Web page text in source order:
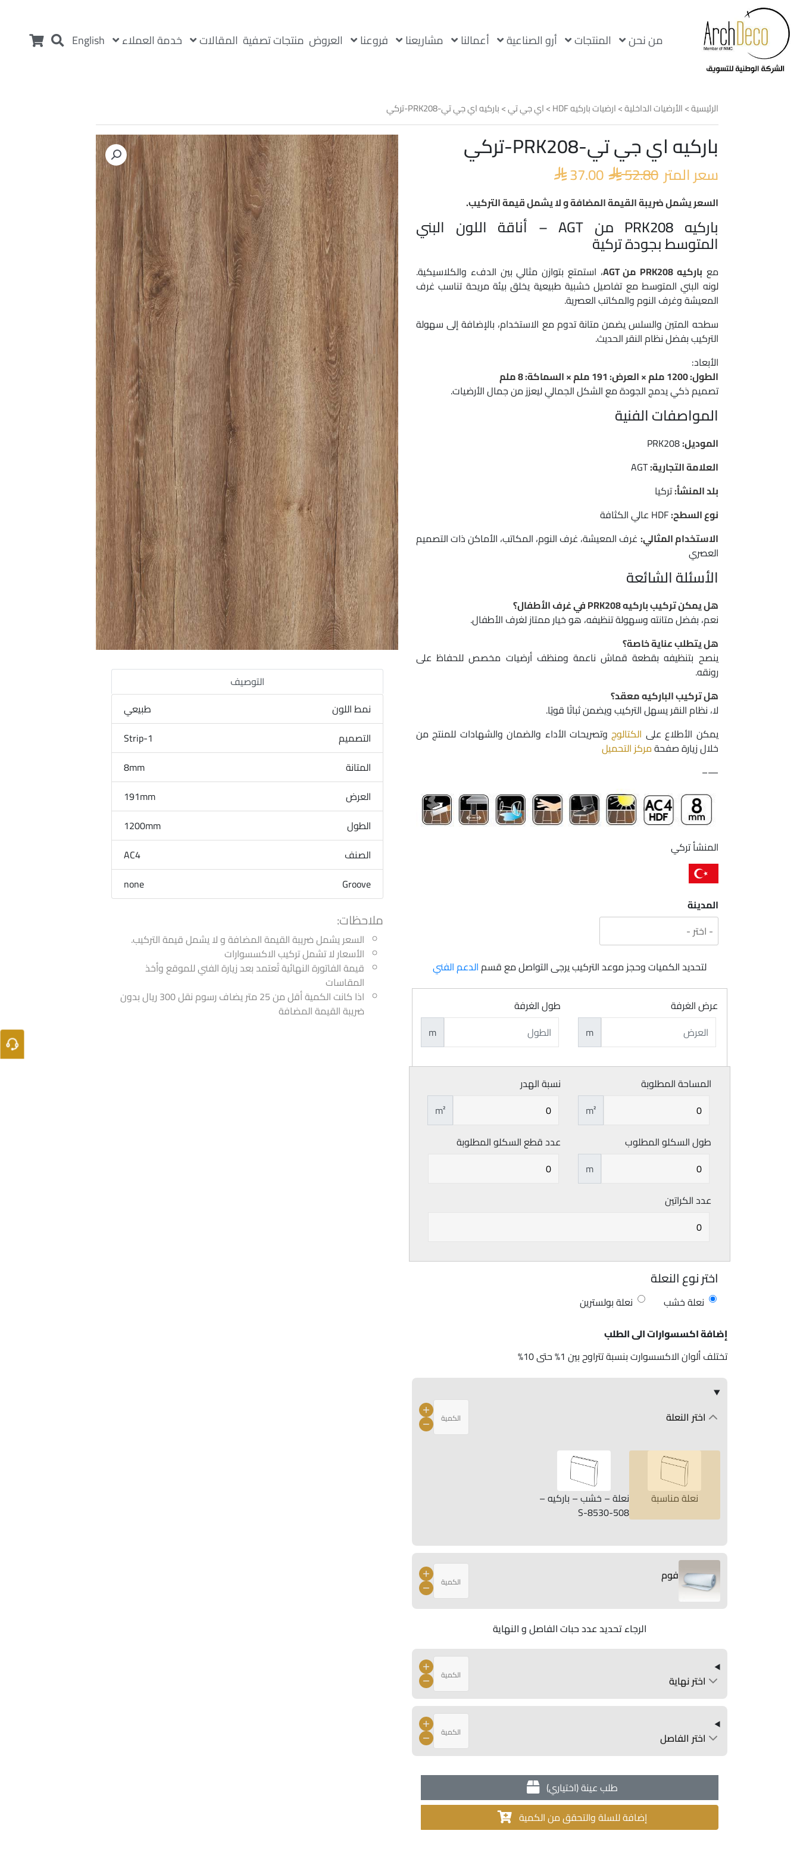
من نحن المنتجات أرو الصناعية أعمالنا مشاريعنا فروعنا العروض منتجات تصفية المقالات خدمة العملاء English
الرئيسية>الأرضيات الداخلية>ارضيات باركيه HDF >اي جي تي> باركيه اي جي تي-PRK208-تركي
باركيه اي جي تي-PRK208-تركي
سعر المتر 52.80
السعر
الأصلي
هو:
 52.80.
37.00
السعر
الحالي
هو:
 37.00.
السعر يشمل ضريبة القيمة المضافة و لا يشمل قيمة التركيب.
باركيه PRK208 من AGT – أناقة اللون البني
المتوسط بجودة تركية
مع باركيه PRK208 من AGT
، استمتع بتوازن مثالي بين الدفء والكلاسيكية.
لونه البني المتوسط مع تفاصيل خشبية طبيعية يخلق بيئة مريحة تناسب غرف
المعيشة وغرف النوم والمكاتب العصرية.
سطحه المتين والسلس يضمن متانة تدوم مع الاستخدام، بالإضافة إلى سهولة
التركيب بفضل نظام النقر الحديث.
الأبعاد:
الطول: 1200 ملم × العرض: 191 ملم × السماكة: 8 ملم
تصميم ذكي يدمج الجودة مع الشكل الجمالي ليعزز من جمال الأرضيات.
المواصفات الفنية
الموديل:PRK208
العلامة التجارية:AGT
بلد المنشأ:تركيا
نوع السطح:HDF عالي الكثافة
الاستخدام المثالي: غرف المعيشة، غرف النوم، المكاتب، الأماكن ذات التصميم
العصري
الأسئلة الشائعة
هل يمكن تركيب باركيه PRK208 في غرف الأطفال؟
نعم، بفضل متانته وسهولة تنظيفه، هو خيار ممتاز لغرف الأطفال.
هل يتطلب عناية خاصة؟
ينصح بتنظيفه بقطعة قماش ناعمة ومنظف أرضيات مخصص للحفاظ على
رونقه.
هل تركيب الباركيه معقد؟
لا، نظام النقر يسهل التركيب ويضمن ثباتًا قويًا.
يمكن الأطلاع على الكتالوجوتصريحات الأداء والضمان والشهادات للمنتج من
خلال زيارة صفحةمركز التحميل
—–
المنشأ تركي
المدينة
لتحديد الكميات وحجز موعد التركيب يرجى التواصل مع قسمالدعم الفني
عرض الغرفة
m
طول الغرفة
m
المساحة المطلوبة
m²
نسبة الهدر
m²
طول السكلو المطلوب
m
عدد قطع السكلو المطلوبة
عدد الكراتين
اختر نوع النعلة
نعلة خشب
نعلة بولسترين
إضافة اكسسوارات الى الطلب
تختلف ألوان الاكسسوارت بنسبة تتراوح بين 1% حتى 10%
اختر النعلة
نعلة مناسبة
نعلة – خشب – باركيه –
S-8530-508
فوم
الرجاء تحديد عدد حبات الفاصل و النهاية
اختر نهاية
اختر الفاصل
طلب عينة (اختياري)
إضافة للسلة والتحقق من الكمية
التوصيف
نمط اللون
طبيعي
التصميم
1-Strip
المتانة
8mm
العرض
191mm
الطول
1200mm
الصنف
AC4
Groove
none
ملاحظات:
السعر يشمل ضريبة القيمة المضافة و لا يشمل قيمة التركيب.
الأسعار لا تشمل تركيب الاكسسوارات
قيمة الفاتورة النهائية تُعتمد بعد زيارة الفني للموقع وأخذ
المقاسات
اذا كانت الكمية أقل من 25 متر يضاف رسوم نقل 300 ريال بدون
ضريبة القيمة المضافة